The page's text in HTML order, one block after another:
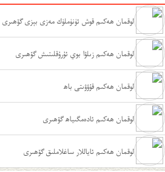
لوقمان ھەكىم قوش ئۈنۈملۈك مەزى بېزى گۆھىرى
لوقمان ھەكىم زىلۋا بوي ئۇرۇقلىتىش گۆھىرى
لوقمان ھەكىم قۇۋۋىتى باھ
لوقمان ھەكىم ئادەمگىياھ گۆھىرى
لوقمان ھەكىم ئاياللار ساغلاملىق گۆھىرى